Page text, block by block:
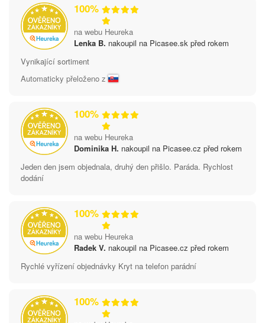
100%
na webu Heureka
Lenka B. nakoupil na Picasee.sk před rokem
Vynikající sortiment
Automaticky přeloženo z
100%
na webu Heureka
Dominika H. nakoupil na Picasee.cz před rokem
Jeden den jsem objednala, druhý den přišlo. Paráda. Rychlost
dodání
100%
na webu Heureka
Radek V. nakoupil na Picasee.cz před rokem
Rychlé vyřízení objednávky Kryt na telefon parádní
100%